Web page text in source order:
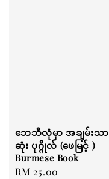
ဘေဘီလုံမှာ အချမ်းသာ
ဆုံး ပုဂ္ဂိုလ် (ဖေမြင့် )
Burmese Book
Regular
RM 25.00